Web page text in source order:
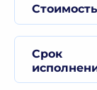
Срок